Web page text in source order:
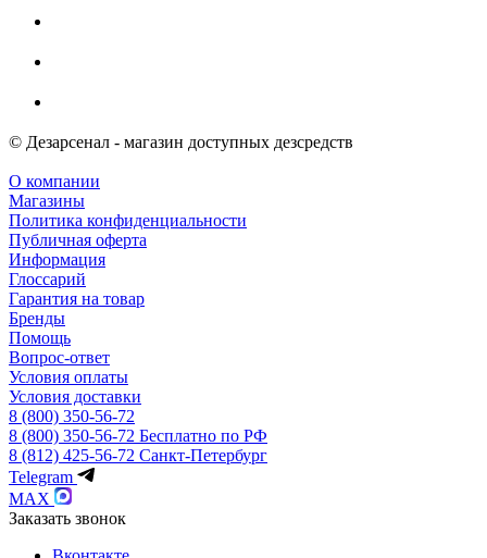
© Дезарсенал - магазин доступных дезсредств
О компании
Магазины
Политика конфиденциальности
Публичная оферта
Информация
Глоссарий
Гарантия на товар
Бренды
Помощь
Вопрос-ответ
Условия оплаты
Условия доставки
8 (800) 350-56-72
8 (800) 350-56-72 Бесплатно по РФ
8 (812) 425-56-72 Санкт-Петербург
Telegram
MAX
Заказать звонок